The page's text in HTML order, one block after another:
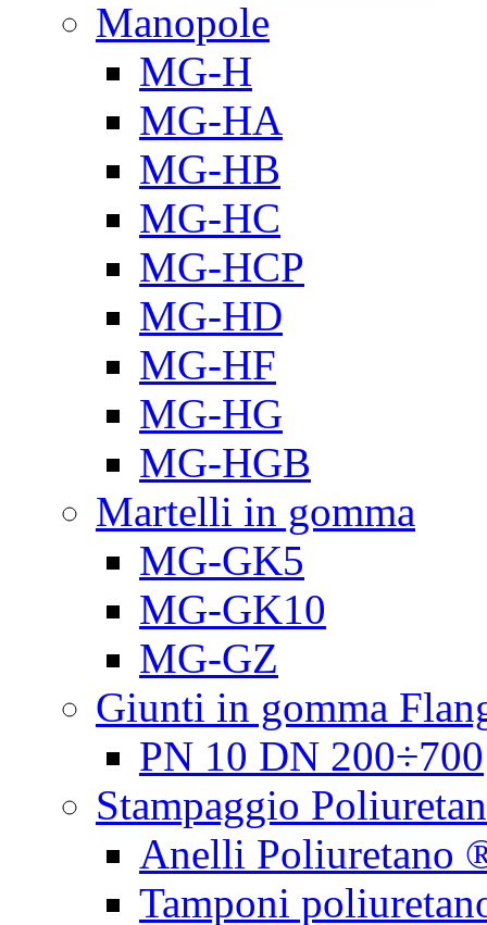
Manopole
MG-H
MG-HA
MG-HB
MG-HC
MG-HCP
MG-HD
MG-HF
MG-HG
MG-HGB
Martelli in gomma
MG-GK5
MG-GK10
MG-GZ
Giunti in gomma
PN 10 DN 200÷700
Stampaggio
Anelli Poliuretano
Tamponi